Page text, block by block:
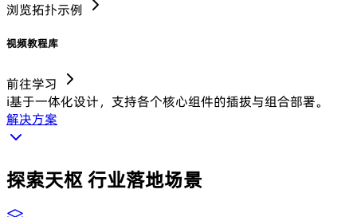
浏览拓扑示例
视频教程库
前往学习
i基于一体化设计，支持各个核心组件的插拔与组合部署。
解决方案
探索天枢行业落地场景